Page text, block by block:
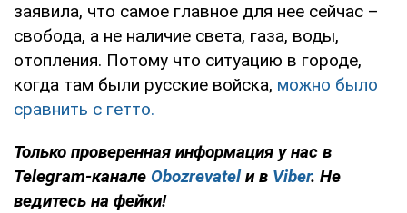
заявила, что самое главное для нее сейчас –
свобода, а не наличие света, газа, воды,
отопления. Потому что ситуацию в городе,
когда там были русские войска, можно было
сравнить с гетто.
Только проверенная информация у нас в
Telegram-канале Obozrevatelи в Viber. Не
ведитесь на фейки!